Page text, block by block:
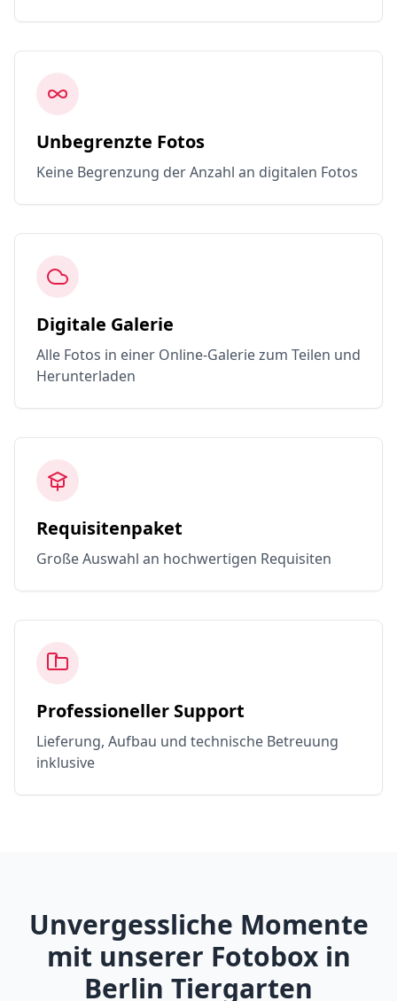
Unbegrenzte Fotos
Keine Begrenzung der Anzahl an digitalen Fotos
Digitale Galerie
Alle Fotos in einer Online-Galerie zum Teilen und
Herunterladen
Requisitenpaket
Große Auswahl an hochwertigen Requisiten
Professioneller Support
Lieferung, Aufbau und technische Betreuung
inklusive
Unvergessliche Momente
mit unserer Fotobox in
Berlin Tiergarten